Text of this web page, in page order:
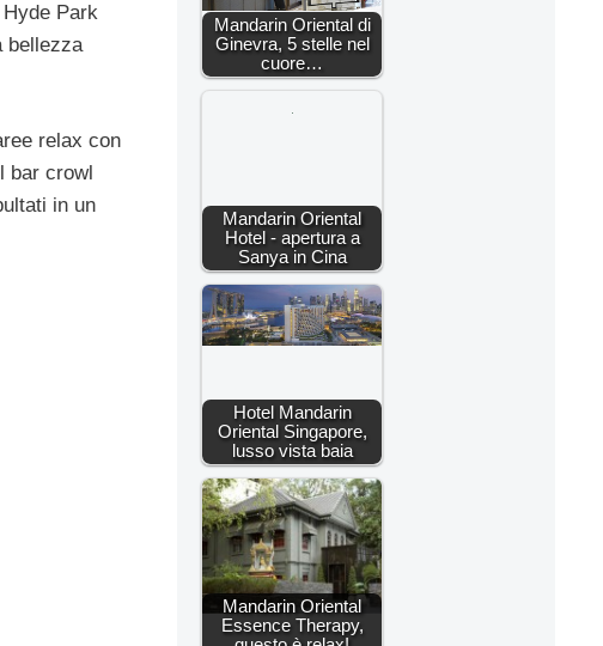
Park
bellezza
relax con
bar crowl
in un
Mandarin Oriental di
Ginevra, 5 stelle nel
cuore…
Mandarin Oriental
Hotel - apertura a
Sanya in Cina
Hotel Mandarin
Oriental Singapore,
lusso vista baia
Mandarin Oriental
Essence Therapy,